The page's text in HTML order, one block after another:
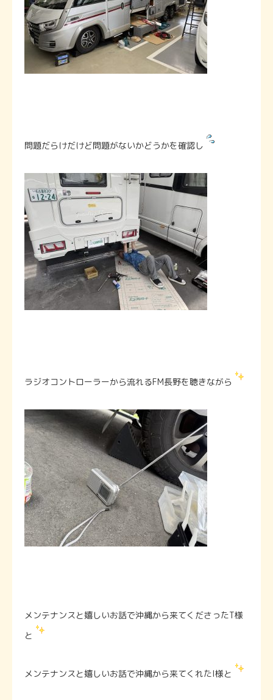
問題だらけだけど問題がないかどうかを確認し
ラジオコントローラーから流れるFM長野を聴きながら
メンテナンスと嬉しいお話で沖縄から来てくださったT様
と
メンテナンスと嬉しいお話で沖縄から来てくれたI様と